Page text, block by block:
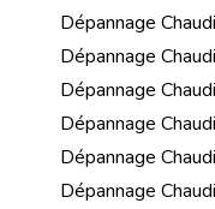
Dépannage
Dépannage
Dépannage
Dépannage
Dépannage
Dépannage